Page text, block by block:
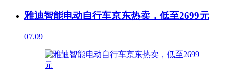
雅迪智能电动自行车京东热卖，低至2699元
07.09